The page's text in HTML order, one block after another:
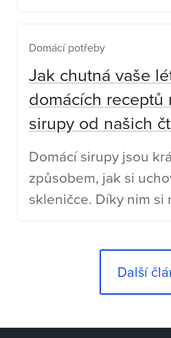
Domácí potřeby
Jak chutná vaše
domácích receptů
sirupy od našich
Domácí sirupy jsou
způsobem, jak si
skleničce. Díky nim si
Další